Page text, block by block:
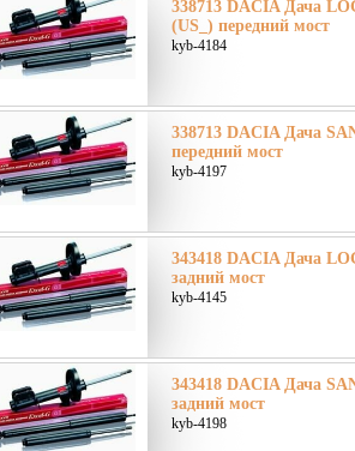
338713 DACIA Дача
(US_) передний мост
kyb-4184
338713 DACIA Дача
передний мост
kyb-4197
343418 DACIA Дача
задний мост
kyb-4145
343418 DACIA Дача
задний мост
kyb-4198